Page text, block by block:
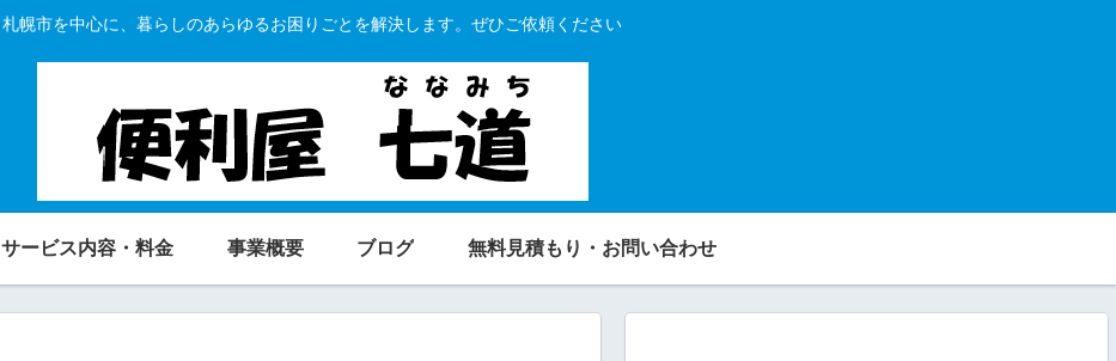
札幌市を中心に、暮らしのあらゆるお困りごとを解決します。ぜひご依頼ください
サービス内容・料金 事業概要 ブログ 無料見積もり・お問い合わせ